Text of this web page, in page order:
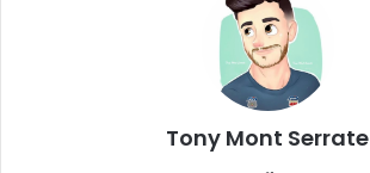
Tony Mont Serrate